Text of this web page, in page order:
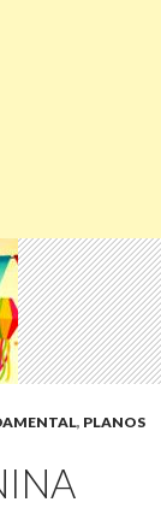
, PLANOS